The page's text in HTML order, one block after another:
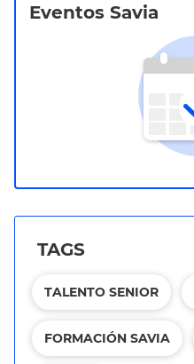
Eventos Savia
TAGS
TALENTO SENIOR
FORMACIÓN SAVIA